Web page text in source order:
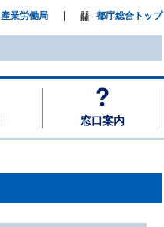
窓口案内
産業労働局 都庁総合トップ